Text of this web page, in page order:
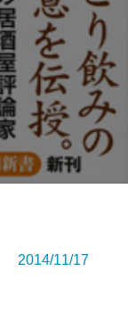
2014/11/17